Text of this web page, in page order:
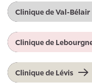
Clinique de Val-Bélair
Clinique de
Clinique de Lévis